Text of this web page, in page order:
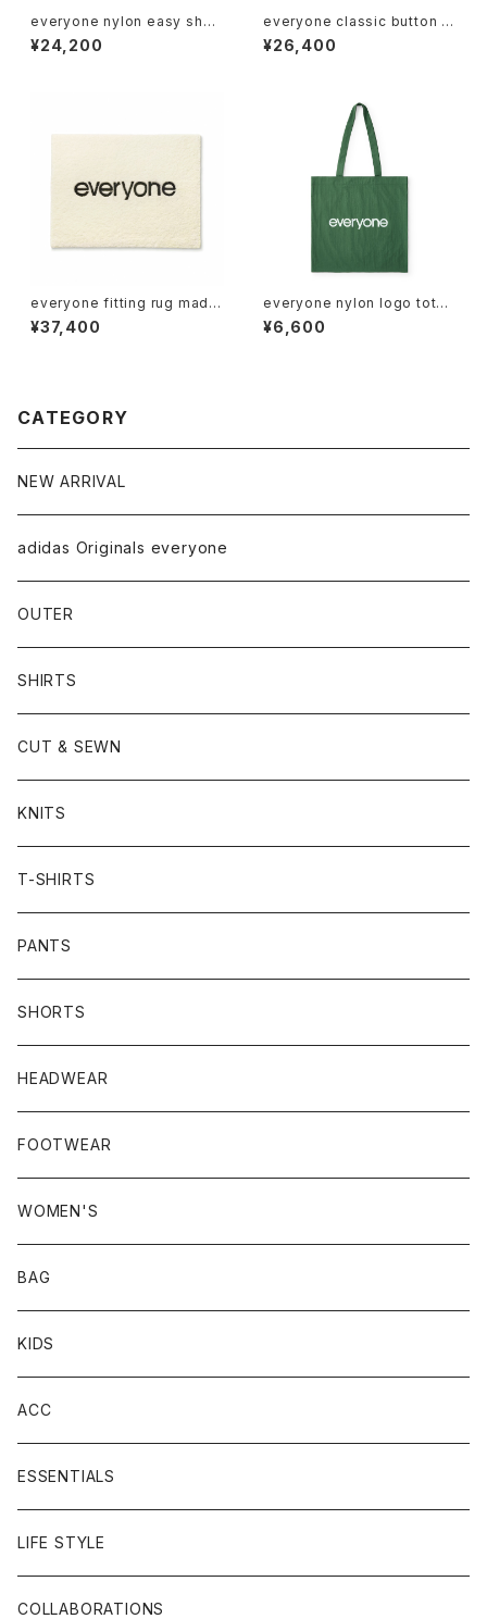
everyone nylon easy short
s (NAVY)
¥24,200
everyone classic button d
own shirt (SAX)
¥26,400
everyone fitting rug made
by MIYOSHI RUG (NATURA
L)
¥37,400
everyone nylon logo tote
bag (GREEN)
¥6,600
CATEGORY
NEW ARRIVAL
adidas Originals everyone
OUTER
SHIRTS
CUT & SEWN
KNITS
T-SHIRTS
PANTS
SHORTS
HEADWEAR
FOOTWEAR
WOMEN'S
BAG
KIDS
ACC
ESSENTIALS
LIFE STYLE
COLLABORATIONS